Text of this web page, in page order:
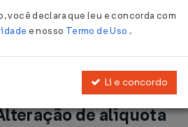
Voltar
de Erradicação
de alíquota
você declara que leu e concorda com
e nosso Termo de Uso .
Li e concordo